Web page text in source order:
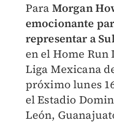
Para Morgan
emocionante
representar a
en el Home Run
Liga Mexicana
próximo lunes
el Estadio
León,